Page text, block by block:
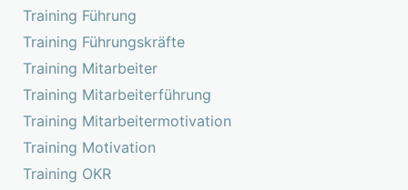
Training Führung
Training Führungskräfte
Training Mitarbeiter
Training Mitarbeiterführung
Training Mitarbeitermotivation
Training Motivation
Training OKR